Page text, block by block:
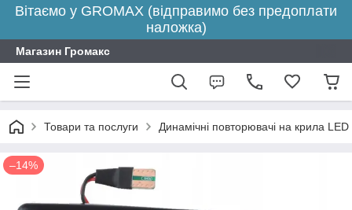
Вітаємо у GROMAX (відправимо без предоплати
наложка)
Магазин Громакс
Товари та послуги Динамічні повторювачі на крила LED
–14%